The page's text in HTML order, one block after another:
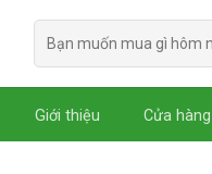
kiếm:
Giới thiệu Cửa hàng